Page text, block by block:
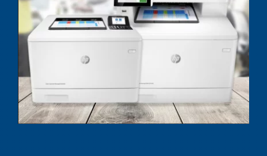
ติดต่อเรา